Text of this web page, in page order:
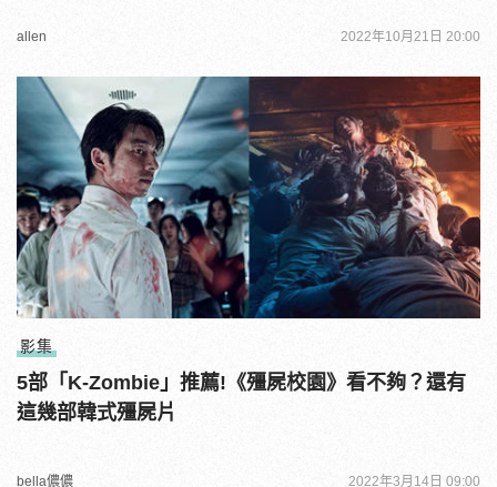
allen 2022年10月21日 20:00
影集
5部「K-Zombie」推薦!《殭屍校園》看不夠？還有
這幾部韓式殭屍片
bella儂儂 2022年3月14日 09:00